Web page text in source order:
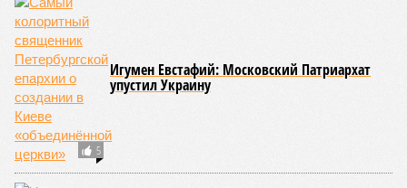
5
Игумен Евстафий: Московский Патриархат
упустил Украину